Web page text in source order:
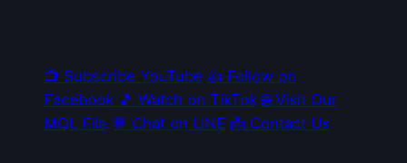
📺 Subscribe YouTube 👍 Follow on
Facebook 🎵 Watch on TikTok 🌐 Visit Our
MQL File 💬 Chat on LINE 📩 Contact Us